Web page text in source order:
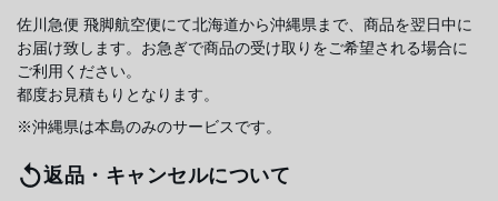
佐川急便 飛脚航空便にて北海道から沖縄県まで、商品を翌日中に
お届け致します。お急ぎで商品の受け取りをご希望される場合に
ご利用ください。
都度お見積もりとなります。
※沖縄県は本島のみのサービスです。
返品・キャンセルについて